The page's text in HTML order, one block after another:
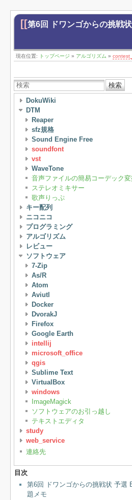
[[第6回 ドワンゴからの挑戦
現在位置: トップページ » アルゴリズム »
検索
DokuWiki
DTM
Reaper
sfz規格
Sound Engine Free
soundfont
vst
WaveTone
音声ファイルの簡易コーデック変
ステレオミキサー
歌声りっぷ
キー配列
ニコニコ
プログラミング
アルゴリズム
レビュー
ソフトウェア
7-Zip
As/R
Atom
Aviutl
Docker
DvorakJ
Firefox
Google Earth
intellij
microsoft_office
qgis
Sublime Text
VirtualBox
windows
ImageMagick
ソフトウェアのお引っ越し
テキストエディタ
study
web_service
連絡先
目次
第6回 ドワンゴからの挑戦状 予選
題メモ